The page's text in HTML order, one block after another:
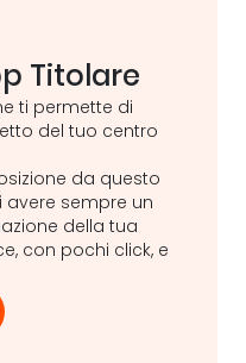
Titolare
ti permette di
del tuo centro
da questo
avere sempre un
della tua
con pochi click, e